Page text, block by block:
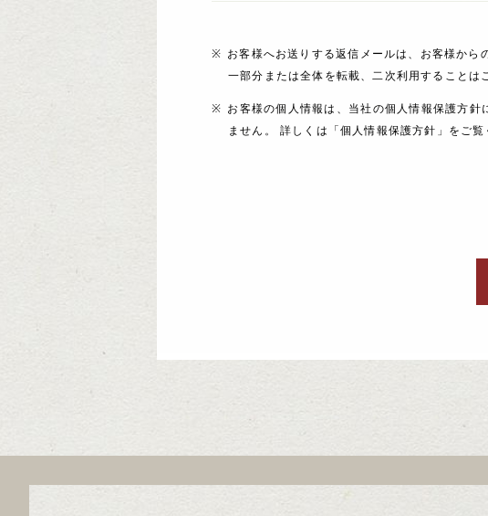
お客様へお送りする返信メールは、お客様か
一部分または全体を転載、二次利用することは
お客様の個人情報は、当社の個人情報保護方
ません。 詳しくは「個人情報保護方針」をご覧